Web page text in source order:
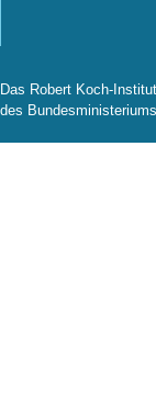
Das Robert Koch-
des